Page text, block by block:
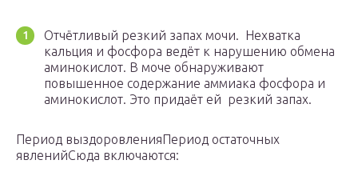
Отчётливый резкий запах мочи. Нехватка
кальция и фосфора ведёт к нарушению обмена
аминокислот. В моче обнаруживают
повышенное содержание аммиака фосфора и
аминокислот. Это придаёт ей резкий запах.
Период выздоровленияПериод остаточных
явленийСюда включаются: